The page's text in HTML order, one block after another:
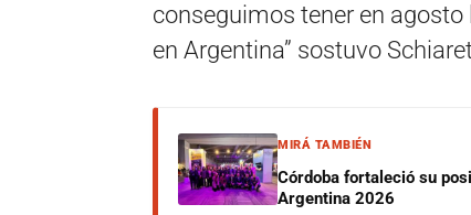
conseguimos tener en
en Argentina” sostuvo
MIRÁ TAMBIÉN
Córdoba fortaleció su
Argentina 2026